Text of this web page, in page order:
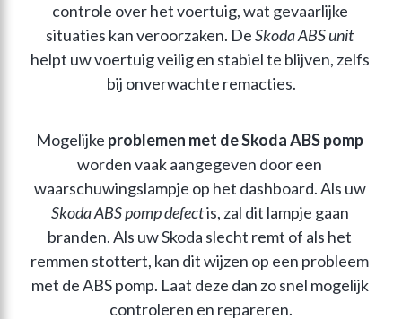
controle over het voertuig, wat gevaarlijke
situaties kan veroorzaken. De Skoda ABS unit
helpt uw voertuig veilig en stabiel te blijven, zelfs
bij onverwachte remacties.
Mogelijke problemen met de Skoda ABS pomp
worden vaak aangegeven door een
waarschuwingslampje op het dashboard. Als uw
Skoda ABS pomp defect is, zal dit lampje gaan
branden. Als uw Skoda slecht remt of als het
remmen stottert, kan dit wijzen op een probleem
met de ABS pomp. Laat deze dan zo snel mogelijk
controleren en repareren.